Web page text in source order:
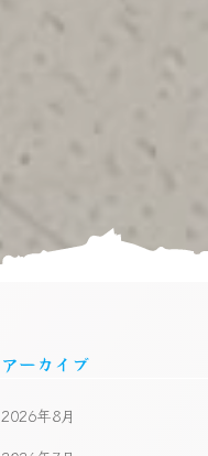
アーカイブ
2026年8月